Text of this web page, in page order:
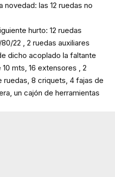
las 12 ruedas no
hurto: 12 ruedas
22 , 2 ruedas auxiliares
dicho acoplado la faltante
mts, 16 extensores , 2
8 criquets, 4 fajas de
un cajón de herramientas